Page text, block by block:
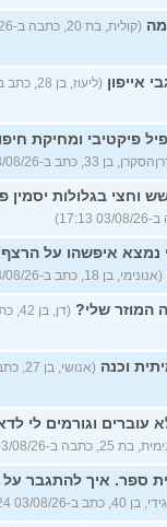
אייפון (ליעוז, בן 28, כתב ב-03/08/26 17:33)
פיקטיבי ומחיקת
בן 33, כתב ב-03/08/26 17:24)
וחצי בגלולות יסמין
נמצא איפשהו על הרצף
(אנונימי, בן 18, כתב ב-03/08/26 17:02)
המוזר שלי?
וכנה
עוברים וגורמים לי
כתבה ב-03/08/26 16:33)
ספר. איך להתגבר
בן 40, כתב ב-03/08/26 16:24)